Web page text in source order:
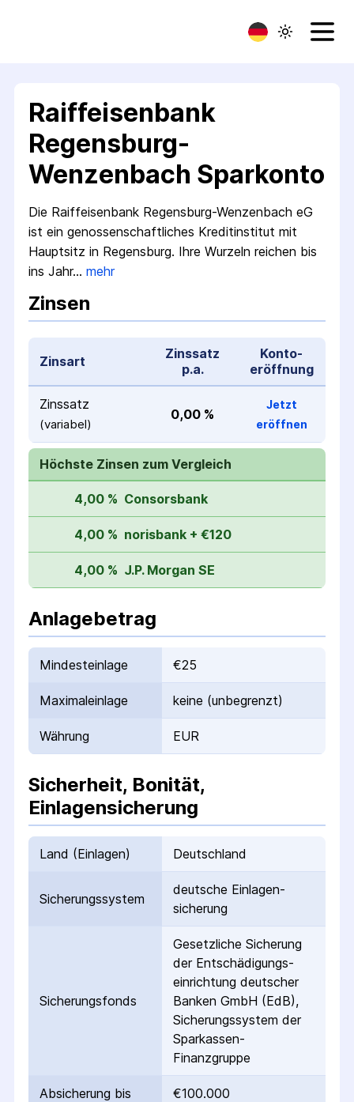
Raiffeisenbank
Regensburg-
Wenzenbach Sparkonto
Die Raiffeisenbank Regensburg-Wenzenbach eG
ist ein genossenschaftliches Kredit­institut mit
Hauptsitz in Regensburg. Ihre Wurzeln reichen bis
ins Jahr… mehr
Zinsen
Zinsart
Zinssatz
p.a.
Konto­
eröffnung
Zinssatz
(variabel)
0,00 %
Jetzt
eröffnen
Höchste Zinsen zum Vergleich
4,00 % Consorsbank
4,00 % norisbank + €120
4,00 % J.P. Morgan SE
Anlagebetrag
Mindesteinlage €25
Maximaleinlage keine (unbegrenzt)
Währung EUR
Sicherheit, Bonität,
Einlagensicherung
Land (Einlagen) Deutschland
Sicherungs­system
deutsche Einlagen­
sicherung
Sicherungs­fonds
Gesetzliche Sicherung
der Entschädigungs­
einrichtung deutscher
Banken GmbH (EdB),
Sicherungssystem der
Sparkassen-
Finanzgruppe
Absicherung bis €100.000